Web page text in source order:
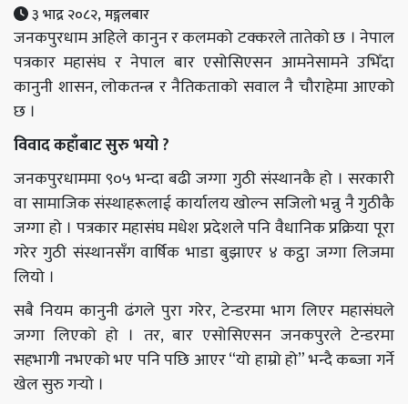
३ भाद्र २०८२, मङ्गलबार
जनकपुरधाम अहिले कानुन र कलमको टक्करले तातेको छ । नेपाल
पत्रकार महासंघ र नेपाल बार एसोसिएसन आमनेसामने उभिँदा
कानुनी शासन, लोकतन्त्र र नैतिकताको सवाल नै चौराहेमा आएको
छ ।
विवाद कहाँबाट सुरु भयो ?
जनकपुरधाममा ९०५ भन्दा बढी जग्गा गुठी संस्थानकै हो । सरकारी
वा सामाजिक संस्थाहरूलाई कार्यालय खोल्न सजिलो भन्नु नै गुठीकै
जग्गा हो । पत्रकार महासंघ मधेश प्रदेशले पनि वैधानिक प्रक्रिया पूरा
गरेर गुठी संस्थानसँग वार्षिक भाडा बुझाएर ४ कट्ठा जग्गा लिजमा
लियो ।
सबै नियम कानुनी ढंगले पुरा गरेर, टेन्डरमा भाग लिएर महासंघले
जग्गा लिएको हो । तर, बार एसोसिएसन जनकपुरले टेन्डरमा
सहभागी नभएको भए पनि पछि आएर “यो हाम्रो हो” भन्दै कब्जा गर्ने
खेल सुरु गर्‍यो ।